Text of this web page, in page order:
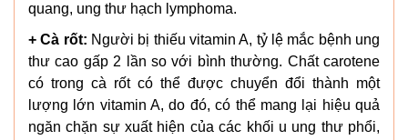
quang, ung thư hạch lymphoma.
+ Cà rốt: Người bị thiếu vitamin A, tỷ lệ mắc bệnh ung
thư cao gấp 2 lần so với bình thường. Chất carotene
có trong cà rốt có thể được chuyển đổi thành một
lượng lớn vitamin A, do đó, có thể mang lại hiệu quả
ngăn chặn sự xuất hiện của các khối u ung thư phổi,